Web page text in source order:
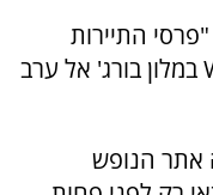
התיירות
העולמיים" World Travel Awards במלון בורג' אל ערב
אתר הנופש